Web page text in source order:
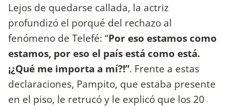
Lejos de quedarse callada, la actriz
profundizó el porqué del rechazo al
fenómeno de Telefé: “Por eso estamos como
estamos, por eso el país está como está.
¡¿Qué me importa a mí?!”. Frente a estas
declaraciones, Pampito, que estaba presente
en el piso, le retrucó y le explicó que los 20